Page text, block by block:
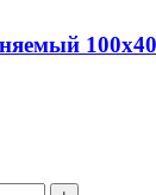
100х40